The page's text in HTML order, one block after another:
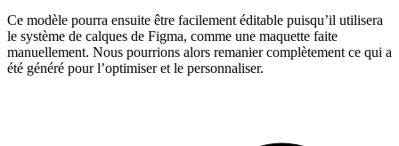
Ce modèle pourra ensuite être facilement éditable puisqu’il utilisera
le système de calques de Figma, comme une maquette faite
manuellement. Nous pourrions alors remanier complètement ce qui a
été généré pour l’optimiser et le personnaliser.